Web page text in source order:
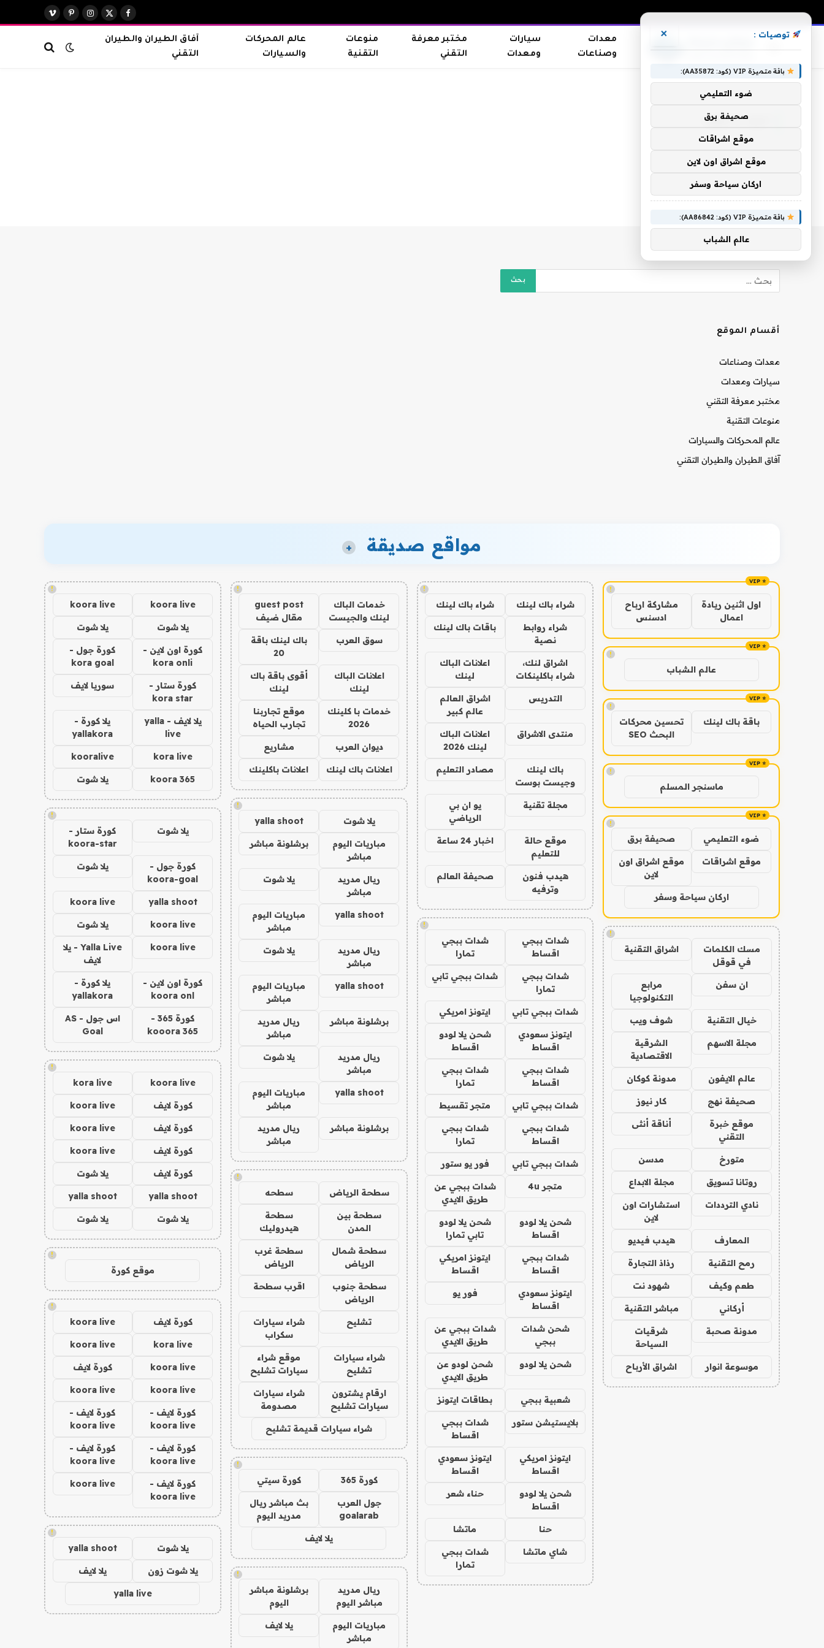
فيسبوك
X
الانستغرامبينتيريست
فيميو
معدات
وصناعات
سيارات
ومعدات
مختبر معرفة
التقني
منوعات
التقنية
عالم المحركات
والسيارات
آفاق الطيران والطيران
التقني
اليك يا قطة
أقسام الموقع
معدات وصناعات
سيارات ومعدات
مختبر معرفة التقني
منوعات التقنية
عالم المحركات والسيارات
آفاق الطيران والطيران التقني
مواقع صديقة +
!
اول اثنين ريادة
اعمال
مشاركة ارباح
ادسنس
!
عالم الشباب
!
باقة باك لينك
تحسين محركات
البحث SEO
!
ماسنجر المسلم
!
ضوء التعليمي صحيفة برق
موقع اشراقات
موقع اشراق اون
لاين
اركان سياحة وسفر
!
مسك الكلمات
في قوقل
اشراق التقنية
ان سفن
مرابع
التكنولوجيا
خيال التقنية شوف ويب
مجلة الاسهم
الشرقية
الاقتصادية
عالم الايفون مدونة كوكان
صحيفة نهج كار نيوز
موقع خبرة
التقني
أناقة أنثى
متورخ مدسن
روتانا تسويق مجلة الابداع
نادي الترددات
استشارات اون
لاين
المعارف هيدب فيديو
رمح التقنية رذاذ التجارة
طعم وكيف شهود نت
أركاني مباشر التقنية
مدونة صحبة
شرقيات
السياحة
موسوعة انوار اشراق الأرباح
!
شراء باك لينك شراء باك لينك
شراء روابط
نصية
باقات باك لينك
اشراق لنك،
شراء باكلينكات
اعلانات الباك
لينك
التدريس
اشراق العالم
عالم كبير
منتدى الاشراق
اعلانات الباك
لينك 2026
باك لينك
وجيست بوست
مصادر التعليم
مجلة تقنية
يو ان بي
الرياضي
موقع حالة
للتعليم
اخبار 24 ساعة
هيدب فنون
وترفيه
صحيفة العالم
!
شدات ببجي
اقساط
شدات ببجي
تمارا
شدات ببجي
تمارا
شدات ببجي تابي
شدات ببجي تابي ايتونز امريكي
ايتونز سعودي
اقساط
شحن يلا لودو
اقساط
شدات ببجي
اقساط
شدات ببجي
تمارا
شدات ببجي تابي متجر تقسيط
شدات ببجي
اقساط
شدات ببجي
تمارا
شدات ببجي تابي فور يو ستور
متجر 4u
شدات ببجي عن
طريق الايدي
شحن يلا لودو
اقساط
شحن يلا لودو
تابي تمارا
شدات ببجي
اقساط
ايتونز امريكي
اقساط
ايتونز سعودي
اقساط
فور يو
شحن شدات
ببجي
شدات ببجي عن
طريق الايدي
شحن يلا لودو
شحن لودو عن
طريق الايدي
شعبية ببجي بطاقات ايتونز
بلايستيشن ستور
شدات ببجي
اقساط
ايتونز امريكي
اقساط
ايتونز سعودي
اقساط
شحن يلا لودو
اقساط
حناء شعر
حنا ماتشا
شاي ماتشا
شدات ببجي
تمارا
!
خدمات الباك
لينك والجيست
guest post
مقال ضيف
سوق العرب
باك لينك باقة
20
اعلانات الباك
لينك
أقوى باقة باك
لينك
خدمات با كلينك
2026
موقع تجاربنا
تجارب الحياه
ديوان العرب مشاريع
اعلانات باك لينك اعلانات باكلينك
!
يلا شوت yalla shoot
مباريات اليوم
مباشر
برشلونة مباشر
ريال مدريد
مباشر
يلا شوت
yalla shoot
مباريات اليوم
مباشر
ريال مدريد
مباشر
يلا شوت
yalla shoot
مباريات اليوم
مباشر
برشلونة مباشر
ريال مدريد
مباشر
ريال مدريد
مباشر
يلا شوت
yalla shoot
مباريات اليوم
مباشر
برشلونة مباشر
ريال مدريد
مباشر
!
سطحة الرياض سطحه
سطحة بين
المدن
سطحة
هيدروليك
سطحة شمال
الرياض
سطحة غرب
الرياض
سطحة جنوب
الرياض
اقرب سطحة
تشليح
شراء سيارات
سكراب
شراء سيارات
تشليح
موقع شراء
سيارات تشليح
ارقام يشترون
سيارات تشليح
شراء سيارات
مصدومة
شراء سيارات قديمة تشليح
!
كورة 365 كورة سيتي
جول العرب
goalarab
بث مباشر ريال
مدريد اليوم
يلا لايف
!
ريال مدريد
مباشر اليوم
برشلونة مباشر
اليوم
مباريات اليوم
مباشر
يلا لايف
!
koora live
koora live
يلا شوت يلا شوت
كورة اون لاين -
kora onli
كورة جول -
kora goal
كورة ستار -
kora star
سوريا لايف
يلا لايف - yalla
live
يلا كورة -
yallakora
kora live
kooralive
koora 365 يلا شوت
!
يلا شوت
كورة ستار -
koora-star
كورة جول -
koora-goal
يلا شوت
yalla shoot
koora live
koora live يلا شوت
koora live
Yalla Live - يلا
لايف
كورة اون لاين -
koora onl
يلا كورة -
yallakora
كورة 365 -
kooora 365
اس جول - AS
Goal
!
koora live
kora live
كورة لايف koora live
كورة لايف koora live
كورة لايف koora live
كورة لايف يلا شوت
yalla shoot
yalla shoot
يلا شوت يلا شوت
!
موقع كورة
!
كورة لايف koora live
kora live
koora live
koora live كورة لايف
koora live
koora live
كورة لايف -
koora live
كورة لايف -
koora live
كورة لايف -
koora live
كورة لايف -
koora live
كورة لايف -
koora live
koora live
!
يلا شوت yalla shoot
يلا شوت زون يلا لايف
yalla live
توصيات : ×
باقة متميزة VIP (كود: AA35872):
ضوء التعليمي
صحيفة برق
موقع اشراقات
موقع اشراق اون لاين
اركان سياحة وسفر
باقة متميزة VIP (كود: AA86842):
عالم الشباب